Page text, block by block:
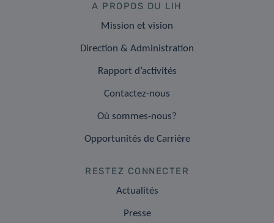
A PROPOS DU LIH
Mission et vision
Direction & Administration
Rapport d’activités
Contactez-nous
Où sommes-nous?
Opportunités de Carrière
RESTEZ CONNECTER
Actualités
Presse